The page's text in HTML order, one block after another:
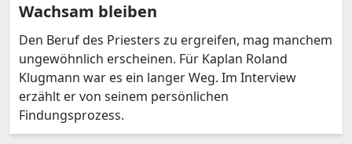
Wachsam bleiben
Den Beruf des Priesters zu ergreifen, mag manchem
ungewöhnlich erscheinen. Für Kaplan Roland
Klugmann war es ein langer Weg. Im Interview
erzählt er von seinem persönlichen
Findungsprozess.